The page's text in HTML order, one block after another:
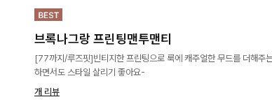
브록나그랑 프린팅맨투맨티
[77까지/루즈핏]빈티지한 프린팅으로 룩에 캐주얼한 무드를 더해주
하면서도 스타일 살리기 좋아요-
개 리뷰